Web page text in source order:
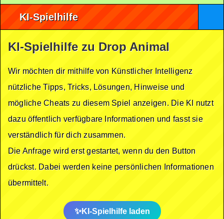
KI-Spielhilfe
KI-Spielhilfe zu Drop Animal
Wir möchten dir mithilfe von Künstlicher Intelligenz
nützliche Tipps, Tricks, Lösungen, Hinweise und
mögliche Cheats zu diesem Spiel anzeigen. Die KI nutzt
dazu öffentlich verfügbare Informationen und fasst sie
verständlich für dich zusammen.
Die Anfrage wird erst gestartet, wenn du den Button
drückst. Dabei werden keine persönlichen Informationen
übermittelt.
KI-Spielhilfe laden